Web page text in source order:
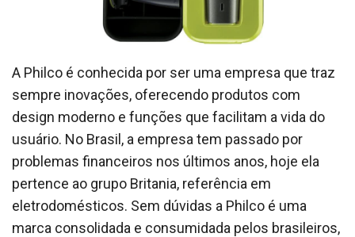
A Philco é conhecida por ser uma empresa que traz
sempre inovações, oferecendo produtos com
design moderno e funções que facilitam a vida do
usuário. No Brasil, a empresa tem passado por
problemas financeiros nos últimos anos, hoje ela
pertence ao grupo Britania, referência em
eletrodomésticos. Sem dúvidas a Philco é uma
marca consolidada e consumidada pelos brasileiros,